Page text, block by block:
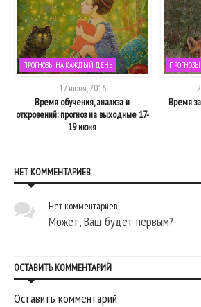
ПРОГНОЗЫ НА КАЖДЫЙ ДЕНЬ
17 июня, 2016
Время обучения, анализа и
откровений: прогноз на выходные 17-
19 июня
Время
НЕТ КОММЕНТАРИЕВ
Нет комментариев!
Может, Ваш будет первым?
ОСТАВИТЬ КОММЕНТАРИЙ
Оставить комментарий